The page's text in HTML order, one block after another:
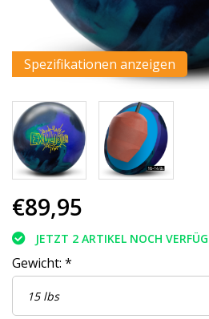
Spezifikationen anzeigen
€89,95
JETZT 2 ARTIKEL NOCH
Gewicht: *